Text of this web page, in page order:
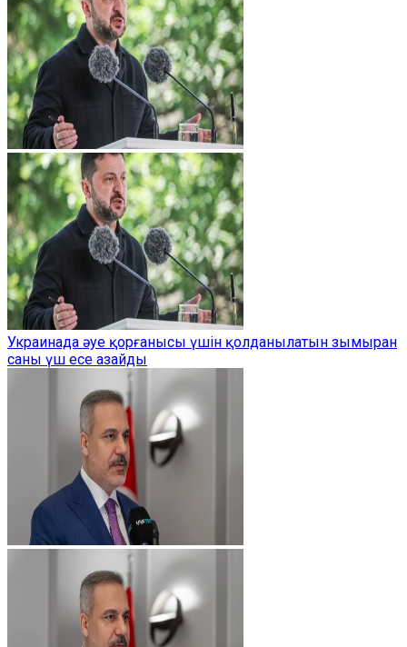
Украинада әуе қорғанысы үшін қолданылатын зымыран
саны үш есе азайды